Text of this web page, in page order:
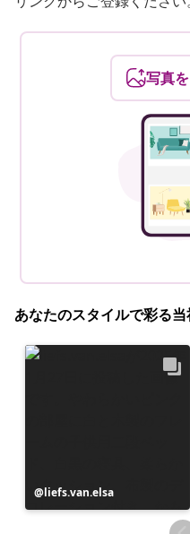
写真
あなたのスタイルで彩る
投
稿
liefs.van.elsa